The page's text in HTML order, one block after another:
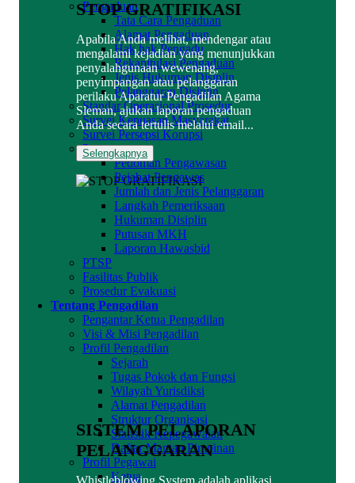
Pengaduan
Tata Cara Pengaduan
Alamat Pengaduan
Hak hak Pengadu
Rekapitulasi Pengaduan
Jenis Hukuman Disiplin
Pelanggaran Disiplin
Standar Operasional Prosedur
Survei Kepuasan Masyarakat
Survei Persepsi Korupsi
Pengawasan
Pedoman Pengawasan
Pejabat Pengawas
Jumlah dan Jenis Pelanggaran
Langkah Pemeriksaan
Hukuman Disiplin
Putusan MKH
Laporan Hawasbid
PTSP
Fasilitas Publik
Prosedur Evakuasi
Tentang Pengadilan
Pengantar Ketua Pengadilan
Visi & Misi Pengadilan
Profil Pengadilan
Sejarah
Tugas Pokok dan Fungsi
Wilayah Yurisdiksi
Alamat Pengadilan
Struktur Organisasi
Statistik Kepegawaian
Daftar Mantan Pimpinan
Profil Pegawai
Ketua
STOP GRATIFIKASI
Apabila Anda melihat, mendengar atau
mengalami kejadian yang menunjukkan
penyalahgunaan wewenang,
penyimpangan atau pelanggaran
perilaku Aparatur Pengadilan Agama
Sleman, ajukan laporan pengaduan
Anda secara tertulis melalui email...
Selengkapnya
SISTEM PELAPORAN
PELANGGARAN
Whistleblowing System adalah aplikasi